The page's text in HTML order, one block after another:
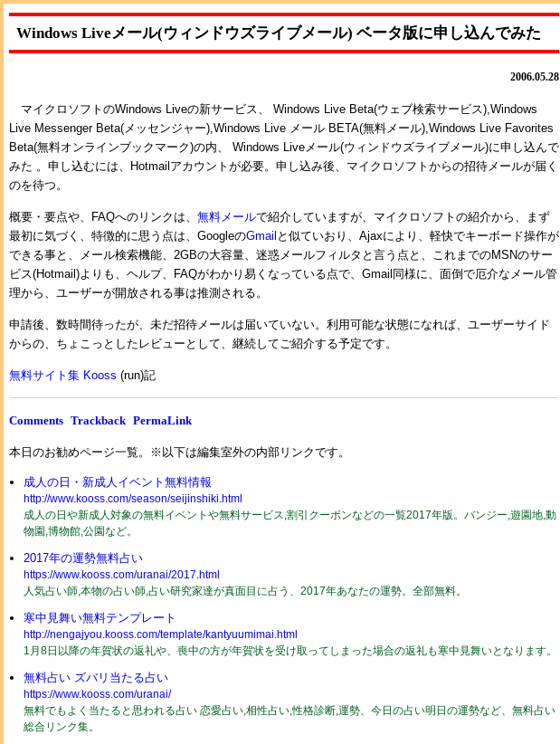
Windows Liveメール(ウィンドウズライブメール) ベータ版に申し込んでみた
2006.05.28
マイクロソフトのWindows Liveの新サービス、 Windows Live Beta(ウェブ検索サービス),Windows
Live Messenger Beta(メッセンジャー),Windows Live メール BETA(無料メール),Windows Live Favorites
Beta(無料オンラインブックマーク)の内、 Windows Liveメール(ウィンドウズライブメール)に申し込んで
みた 。申し込むには、Hotmailアカウントが必要。申し込み後、マイクロソフトからの招待メールが届く
のを待つ。
概要・要点や、FAQへのリンクは、 無料メールで紹介していますが、マイクロソフトの紹介から、まず
最初に気づく、特徴的に思う点は、GoogleのGmail と似ていおり、Ajaxにより、軽快でキーボード操作が
できる事と、メール検索機能、2GBの大容量、迷惑メールフィルタと言う点と、これまでのMSNのサー
ビス(Hotmail)よりも、ヘルプ、FAQがわかり易くなっている点で、Gmail同様に、面倒で厄介なメール管
理から、ユーザーが開放される事は推測される。
申請後、数時間待ったが、未だ招待メールは届いていない。利用可能な状態になれば、ユーザーサイド
からの、ちょこっとしたレビューとして、継続してご紹介する予定です。
無料サイト集 Kooss (run)記
Comments Trackback PermaLink
本日のお勧めページ一覧。※以下は編集室外の内部リンクです。
成人の日・新成人イベント無料情報
http://www.kooss.com/season/seijinshiki.html
成人の日や新成人対象の無料イベントや無料サービス,割引クーポンなどの一覧2017年版。バンジー,遊園地,動
物園,博物館,公園など。
2017年の運勢無料占い
https://www.kooss.com/uranai/2017.html
人気占い師,本物の占い師,占い研究家達が真面目に占う、2017年あなたの運勢。全部無料。
寒中見舞い無料テンプレート
http://nengajyou.kooss.com/template/kantyuumimai.html
1月8日以降の年賀状の返礼や、喪中の方が年賀状を受け取ってしまった場合の返礼も寒中見舞いとなります。
無料占い ズバリ当たる占い
https://www.kooss.com/uranai/
無料でもよく当たると思われる占い 恋愛占い,相性占い,性格診断,運勢、今日の占い明日の運勢など、無料占い
総合リンク集。